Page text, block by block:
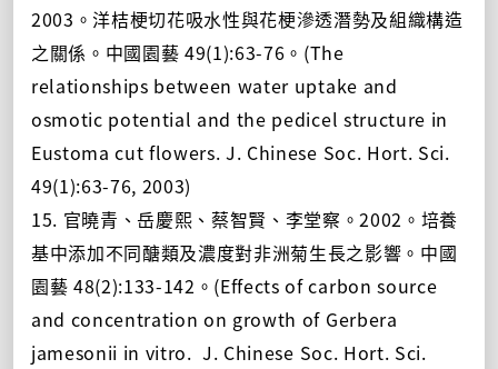
2003。洋桔梗切花吸水性與花梗滲透潛勢及組織構造
之關係。中國園藝 49(1):63-76。(The
relationships between water uptake and
osmotic potential and the pedicel structure in
Eustoma cut flowers. J. Chinese Soc. Hort. Sci.
49(1):63-76, 2003)
15. 官曉青、岳慶熙、蔡智賢、李堂察。2002。培養
基中添加不同醣類及濃度對非洲菊生長之影響。中國
園藝 48(2):133-142。(Effects of carbon source
and concentration on growth of Gerbera
jamesonii in vitro. J. Chinese Soc. Hort. Sci.